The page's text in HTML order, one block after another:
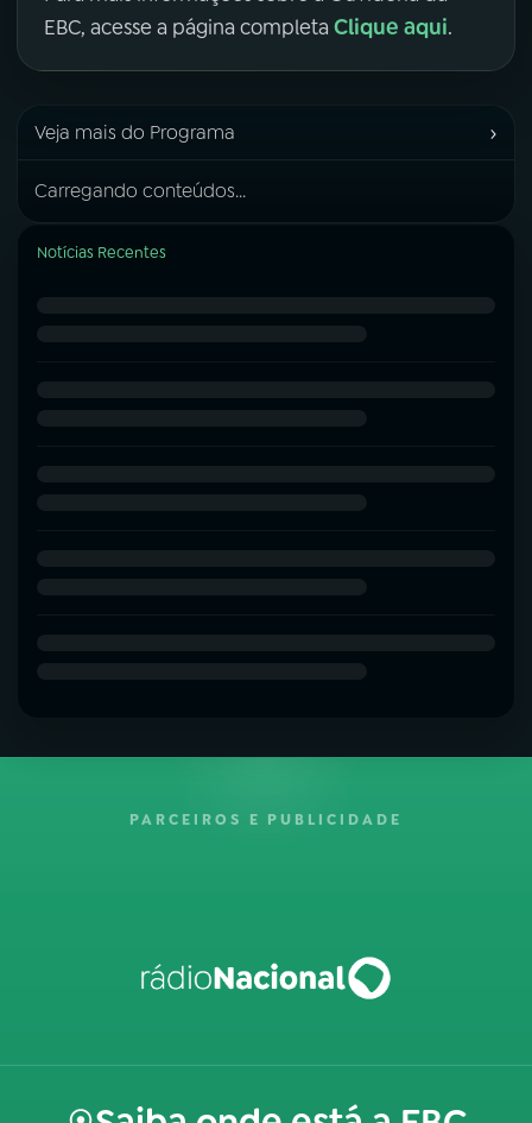
EBC, acesse a página completa Clique aqui.
Veja mais do Programa ›
Carregando conteúdos...
Notícias Recentes
PARCEIROS E PUBLICIDADE